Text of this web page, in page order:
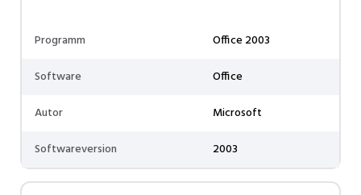
Programm
Office 2003
Software
Office
Autor
Microsoft
Softwareversion
2003